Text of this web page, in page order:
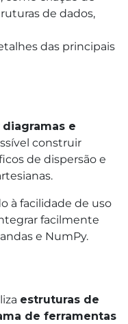
de dados,
das principais
diagramas e
construir
de dispersão e
à facilidade de uso
facilmente
e NumPy.
estruturas de
de ferramentas